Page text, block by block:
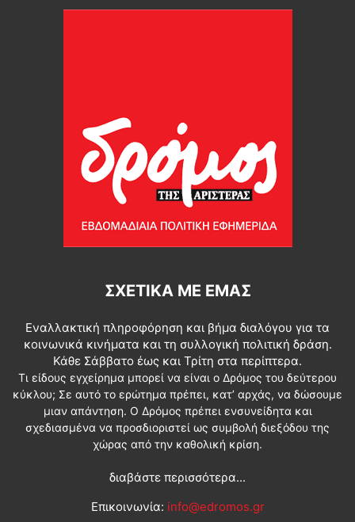
ΣΧΕΤΙΚΆ ΜΕ ΕΜΆΣ
Εναλλακτική πληροφόρηση και βήμα διαλόγου για τα
κοινωνικά κινήματα και τη συλλογική πολιτική δράση.
Κάθε Σάββατο έως και Τρίτη στα περίπτερα.
Τι είδους εγχείρημα μπορεί να είναι ο Δρόμος του δεύτερου
κύκλου; Σε αυτό το ερώτημα πρέπει, κατ’ αρχάς, να δώσουμε
μιαν απάντηση. Ο Δρόμος πρέπει ενσυνείδητα και
σχεδιασμένα να προσδιοριστεί ως συμβολή διεξόδου της
χώρας από την καθολική κρίση.
διαβάστε περισσότερα...
Επικοινωνία: info@edromos.gr